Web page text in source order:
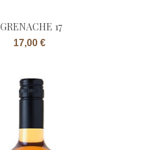
GRENACHE 17
Prix
17,00 €